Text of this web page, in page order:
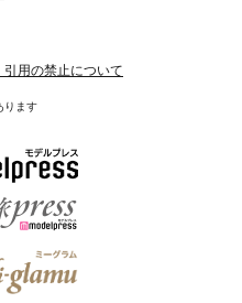
用の禁止について
ります